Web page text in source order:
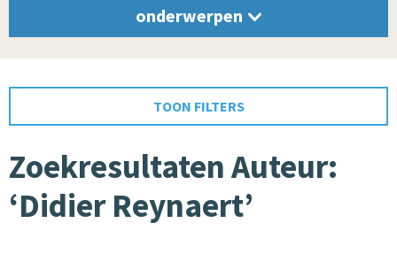
onderwerpen
TOON FILTERS
Zoekresultaten Auteur:
‘Didier Reynaert’